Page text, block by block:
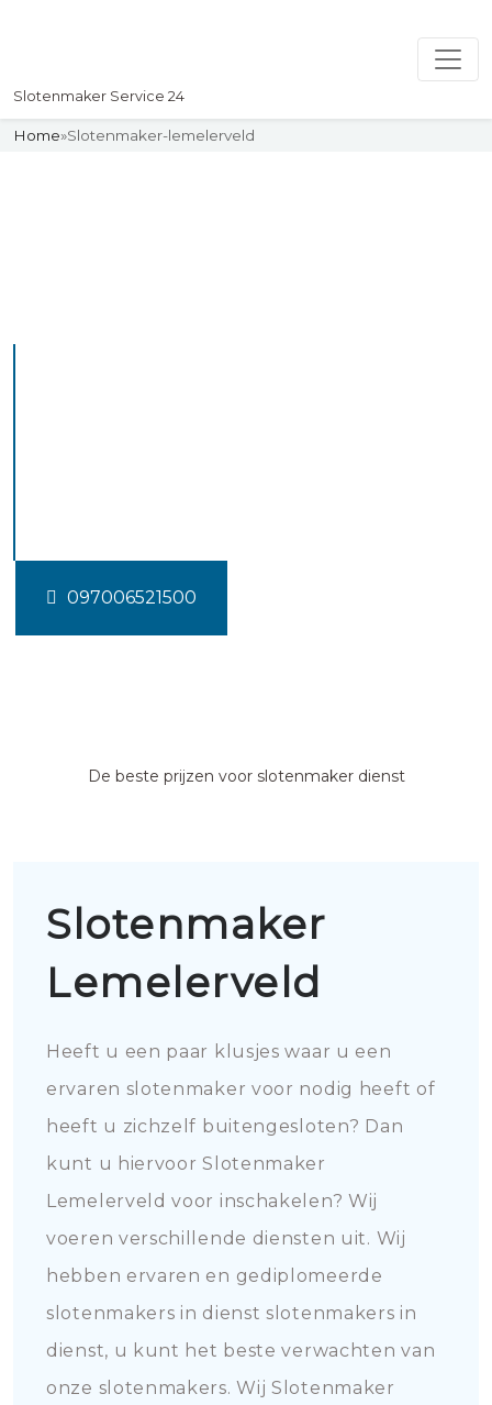
Slotenmaker Service 24
Home»Slotenmaker-lemelerveld
097006521500
De beste prijzen voor slotenmaker dienst
Slotenmaker
Lemelerveld
Heeft u een paar klusjes waar u een
ervaren slotenmaker voor nodig heeft of
heeft u zichzelf buitengesloten? Dan
kunt u hiervoor Slotenmaker
Lemelerveld voor inschakelen? Wij
voeren verschillende diensten uit. Wij
hebben ervaren en gediplomeerde
slotenmakers in dienst slotenmakers in
dienst, u kunt het beste verwachten van
onze slotenmakers. Wij Slotenmaker